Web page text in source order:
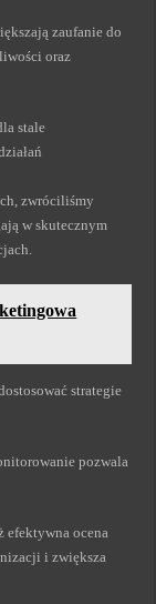
zaufanie do
oraz
stale
zwróciliśmy
w skutecznym
strategie
pozwala
efektywna ocena
i zwiększa